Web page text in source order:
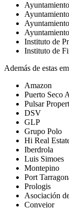
Instituto de
Instituto de
Además de estas
Amazon
Puerto Seco
Pulsar
DSV
GLP
Grupo Polo
Hi Real
Iberdrola
Luis Simoes
Montepino
Port
Prologis
Asociación
Conveior